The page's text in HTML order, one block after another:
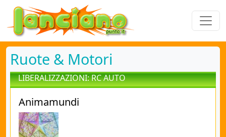
Ruote & Motori
LIBERALIZZAZIONI: RC AUTO
Animamundi